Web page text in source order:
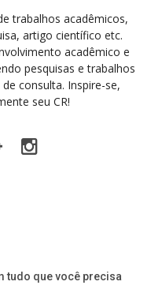
trabalhos acadêmicos,
artigo científico etc.
acadêmico e
pesquisas e trabalhos
consulta. Inspire-se,
seu CR!
Google
Plus
Instagram
tudo que você precisa